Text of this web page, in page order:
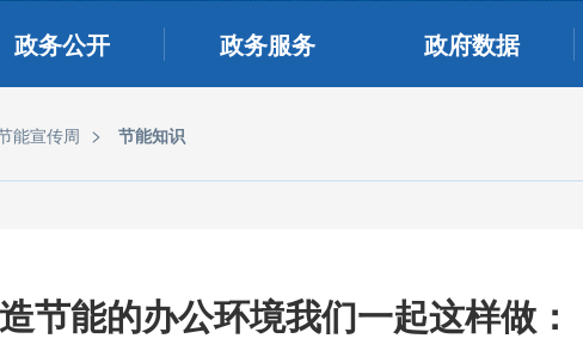
政务公开 政务服务 政府数据
能宣传周 > 节能知识
节能的办公环境我们一起这样做：